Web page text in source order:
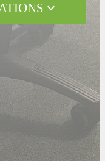
expand_more